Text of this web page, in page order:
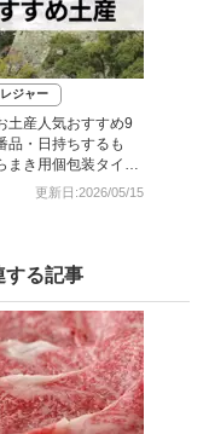
ジャー
土産人気おすすめ9
品・日持ちするも
まき用個包装タイプ
更新日:2026/05/15
する記事